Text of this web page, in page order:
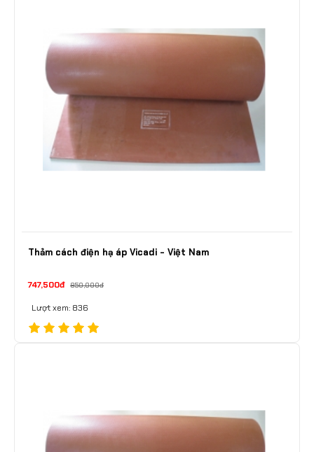
Thảm cách điện hạ áp Vicadi - Việt Nam
747,500đ 850,000đ
Lượt xem: 836